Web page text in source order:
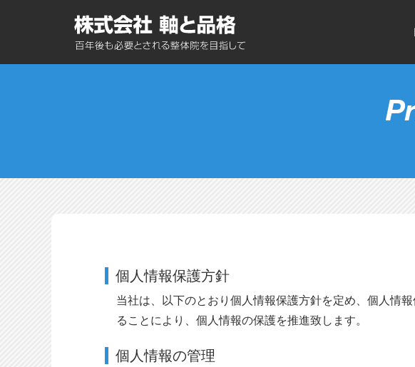
個人情報保護方針
当社は、以下のとおり個人情報保護方針を定め、個人情
ることにより、個人情報の保護を推進致します。
個人情報の管理